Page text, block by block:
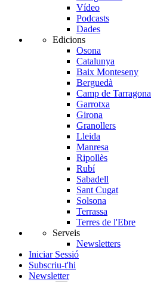
Vídeo
Podcasts
Dades
Edicions
Osona
Catalunya
Baix Monteseny
Berguedà
Camp de Tarragona
Garrotxa
Girona
Granollers
Lleida
Manresa
Ripollès
Rubí
Sabadell
Sant Cugat
Solsona
Terrassa
Terres de l'Ebre
Serveis
Newsletters
Iniciar Sessió
Subscriu-t'hi
Newsletter